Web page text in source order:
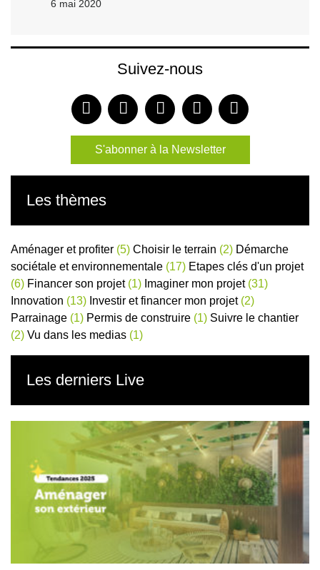
6 mai 2020
Suivez-nous
S'abonner à la Newsletter
Les thèmes
Aménager et profiter (5) Choisir le terrain (2) Démarche
sociétale et environnementale (17) Etapes clés d'un projet
(6) Financer son projet(1) Imaginer mon projet(31)
Innovation (13) Investir et financer mon projet(2)
Parrainage (1) Permis de construire (1) Suivre le chantier
(2) Vu dans les medias (1)
Les derniers Live